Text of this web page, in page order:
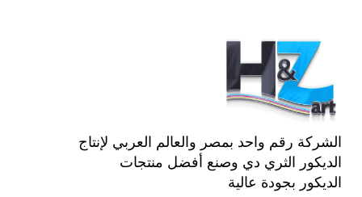
الشركة رقم واحد بمصر والعالم العربي لإنتاج
الديكور الثري دي وصنع أفضل منتجات
الديكور بجودة عالية